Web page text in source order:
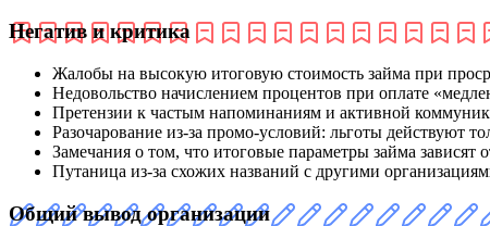
Негатив и критика
Жалобы на высокую итоговую стоимость займа при
Недовольство начислением процентов при оплате
Претензии к частым напоминаниям и активной
Разочарование из‑за промо‑условий: льготы действуют
Замечания о том, что итоговые параметры займа
Путаница из‑за схожих названий с другими
Общий вывод организации